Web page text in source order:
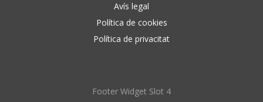
Avís legal
Política de cookies
Política de privacitat
Footer Widget Slot 4